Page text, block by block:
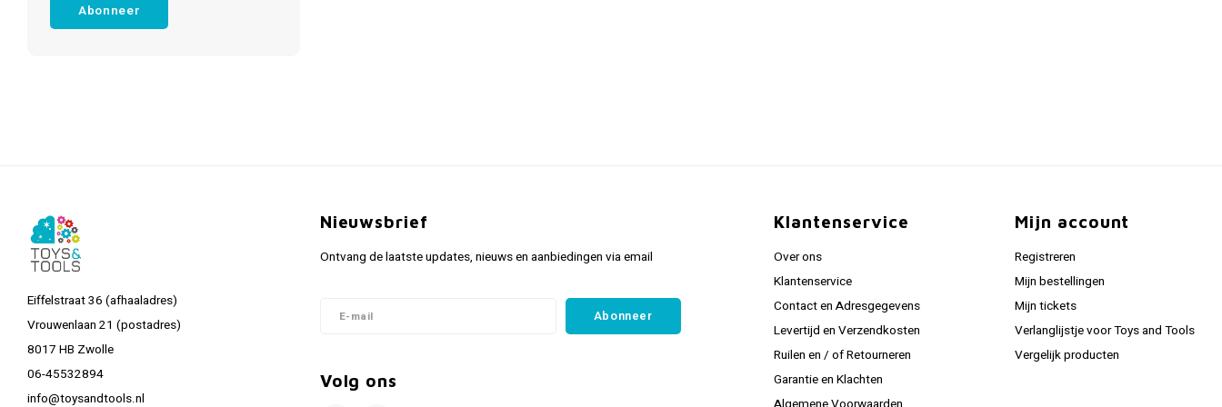
Abonneer
Eiffelstraat 36 (afhaaladres)
Vrouwenlaan 21 (postadres)
8017 HB Zwolle
06-45532894
info@toysandtools.nl
Nieuwsbrief
Ontvang de laatste updates, nieuws en aanbiedingen via email
Abonneer
Volg ons
Klantenservice
Over ons
Klantenservice
Contact en Adresgegevens
Levertijd en Verzendkosten
Ruilen en / of Retourneren
Garantie en Klachten
Mijn account
Registreren
Mijn bestellingen
Mijn tickets
Verlanglijstje voor Toys and Tools
Vergelijk producten